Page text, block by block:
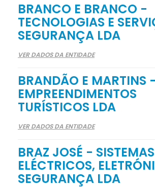
BRANCO E BRANCO -
TECNOLOGIAS E
SEGURANÇA LDA
VER DADOS DA ENTIDADE
BRANDÃO E MARTINS -
EMPREENDIMENTOS
TURÍSTICOS LDA
VER DADOS DA ENTIDADE
BRAZ JOSÉ - SISTEMAS
ELÉCTRICOS,
SEGURANÇA LDA